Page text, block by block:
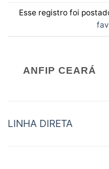
Esse registro foi
ANFIP CEARÁ
LINHA DIRETA